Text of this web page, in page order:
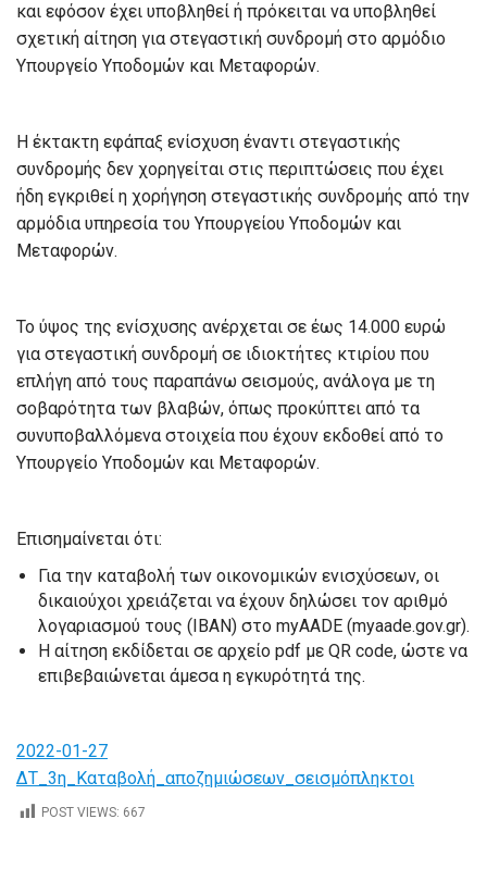
και εφόσον έχει υποβληθεί ή πρόκειται να υποβληθεί
σχετική αίτηση για στεγαστική συνδρομή στο αρμόδιο
Υπουργείο Υποδομών και Μεταφορών.
Η έκτακτη εφάπαξ ενίσχυση έναντι στεγαστικής
συνδρομής δεν χορηγείται στις περιπτώσεις που έχει
ήδη εγκριθεί η χορήγηση στεγαστικής συνδρομής από την
αρμόδια υπηρεσία του Υπουργείου Υποδομών και
Μεταφορών.
Το ύψος της ενίσχυσης ανέρχεται σε έως 14.000 ευρώ
για στεγαστική συνδρομή σε ιδιοκτήτες κτιρίου που
επλήγη από τους παραπάνω σεισμούς, ανάλογα με τη
σοβαρότητα των βλαβών, όπως προκύπτει από τα
συνυποβαλλόμενα στοιχεία που έχουν εκδοθεί από το
Υπουργείο Υποδομών και Μεταφορών.
Επισημαίνεται ότι:
Για την καταβολή των οικονομικών ενισχύσεων, οι
δικαιούχοι χρειάζεται να έχουν δηλώσει τον αριθμό
λογαριασμού τους (IBAN) στο myAADE (myaade.gov.gr).
Η αίτηση εκδίδεται σε αρχείο pdf με QR code, ώστε να
επιβεβαιώνεται άμεσα η εγκυρότητά της.
2022-01-27
ΔΤ_3η_Καταβολή_αποζημιώσεων_σεισμόπληκτοι
POST VIEWS: 667